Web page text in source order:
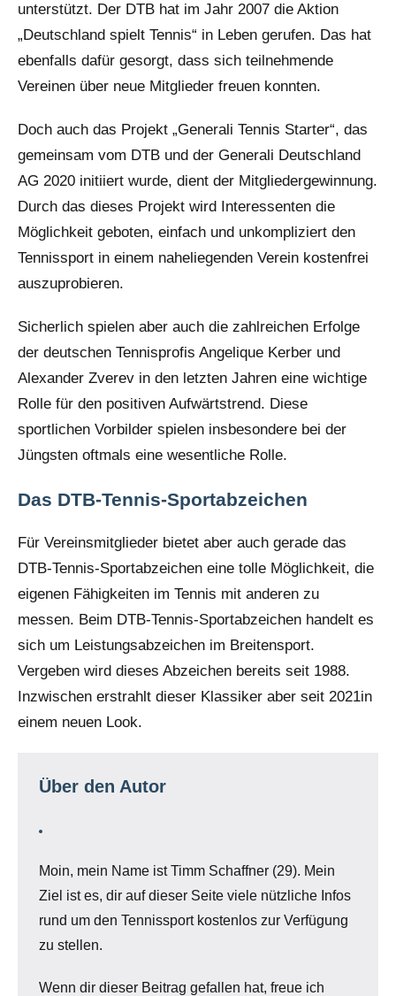
unterstützt. Der DTB hat im Jahr 2007 die Aktion
„Deutschland spielt Tennis“ in Leben gerufen. Das hat
ebenfalls dafür gesorgt, dass sich teilnehmende
Vereinen über neue Mitglieder freuen konnten.
Doch auch das Projekt „Generali Tennis Starter“, das
gemeinsam vom DTB und der Generali Deutschland
AG 2020 initiiert wurde, dient der Mitgliedergewinnung.
Durch das dieses Projekt wird Interessenten die
Möglichkeit geboten, einfach und unkompliziert den
Tennissport in einem naheliegenden Verein kostenfrei
auszuprobieren.
Sicherlich spielen aber auch die zahlreichen Erfolge
der deutschen Tennisprofis Angelique Kerber und
Alexander Zverev in den letzten Jahren eine wichtige
Rolle für den positiven Aufwärtstrend. Diese
sportlichen Vorbilder spielen insbesondere bei der
Jüngsten oftmals eine wesentliche Rolle.
Das DTB-Tennis-Sportabzeichen
Für Vereinsmitglieder bietet aber auch gerade das
DTB-Tennis-Sportabzeichen eine tolle Möglichkeit, die
eigenen Fähigkeiten im Tennis mit anderen zu
messen. Beim DTB-Tennis-Sportabzeichen handelt es
sich um Leistungsabzeichen im Breitensport.
Vergeben wird dieses Abzeichen bereits seit 1988.
Inzwischen erstrahlt dieser Klassiker aber seit 2021in
einem neuen Look.
Über den Autor
Moin, mein Name ist Timm Schaffner (29). Mein
Ziel ist es, dir auf dieser Seite viele nützliche Infos
rund um den Tennissport kostenlos zur Verfügung
zu stellen.
Wenn dir dieser Beitrag gefallen hat, freue ich